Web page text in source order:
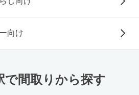
向け
で間取りから探す